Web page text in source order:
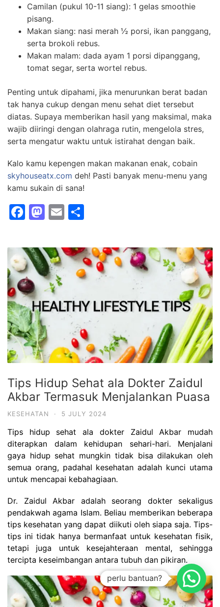
Camilan (pukul 10-11 siang): 1 gelas smoothie
pisang.
Makan siang: nasi merah ½ porsi, ikan panggang,
serta brokoli rebus.
Makan malam: dada ayam 1 porsi dipanggang,
tomat segar, serta wortel rebus.
Penting untuk dipahami, jika menurunkan berat badan
tak hanya cukup dengan menu sehat diet tersebut
diatas. Supaya memberikan hasil yang maksimal, maka
wajib diiringi dengan olahraga rutin, mengelola stres,
serta mengatur waktu untuk istirahat dengan baik.
Kalo kamu kepengen makan makanan enak, cobain
skyhouseatx.com deh! Pasti banyak menu-menu yang
kamu sukain di sana!
F
c
e
b
o
o
k
M
st
o
d
o
n
E
ai
l
ar
e
Tips Hidup Sehat ala Dokter Zaidul
Akbar Termasuk Menjalankan Puasa
KESEHATAN · 5 JULY 2024
Tips hidup sehat ala dokter Zaidul Akbar mudah
diterapkan dalam kehidupan sehari-hari. Menjalani
gaya hidup sehat mungkin tidak bisa dilakukan oleh
semua orang, padahal kesehatan adalah kunci utama
untuk mencapai kebahagiaan.
Dr. Zaidul Akbar adalah seorang dokter sekaligus
pendakwah agama Islam. Beliau memberikan beberapa
tips kesehatan yang dapat diikuti oleh siapa saja. Tips-
tips ini tidak hanya bermanfaat untuk kesehatan fisik,
tetapi juga untuk kesejahteraan mental, sehingga
tercipta keseimbangan antara tubuh dan pikiran.
perlu bantuan?